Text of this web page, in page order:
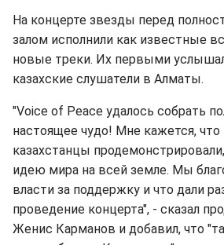
На концерте звезды перед
залом исполнили как известные
новые треки. Их первыми
казахские слушатели в Алматы.
"Voice of Peace удалось собрать
настоящее чудо! Мне кажется,
казахстанцы
идею мира на всей земле. Мы
власти за поддержку и что дали
проведение концерта", - сказал
Женис Карманов и добавил, что